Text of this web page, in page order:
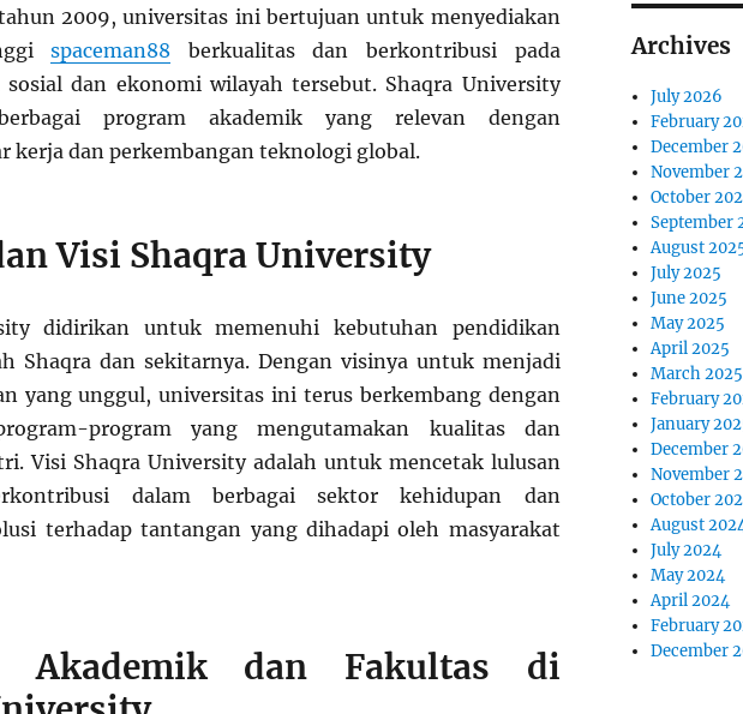
2009, universitas ini bertujuan untuk menyediakan
spaceman88 berkualitas dan berkontribusi pada
sosial dan ekonomi wilayah tersebut. Shaqra University
program akademik yang relevan dengan
kerja dan perkembangan teknologi global.
Visi Shaqra University
didirikan untuk memenuhi kebutuhan pendidikan
Shaqra dan sekitarnya. Dengan visinya untuk menjadi
yang unggul, universitas ini terus berkembang dengan
program yang mengutamakan kualitas dan
Visi Shaqra University adalah untuk mencetak lulusan
dalam berbagai sektor kehidupan dan
terhadap tantangan yang dihadapi oleh masyarakat
Akademik dan Fakultas di
Archives
July 2026
February
December
November
October
September
August
July 2025
June 2025
May 2025
April 2025
March 2025
February
January
December
November
October
August
July 2024
May 2024
April 2024
February
December